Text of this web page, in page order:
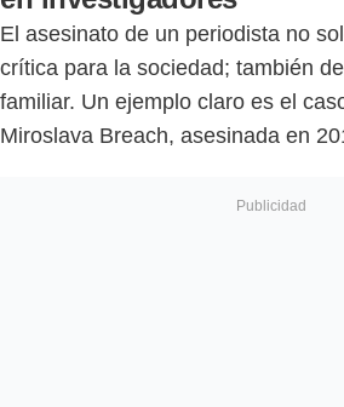
El asesinato de un periodista no
crítica para la sociedad; también
familiar. Un ejemplo claro es el
Miroslava Breach, asesinada en